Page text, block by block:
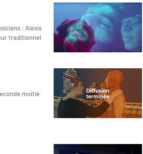
: Alexis
traditionnel
moitié